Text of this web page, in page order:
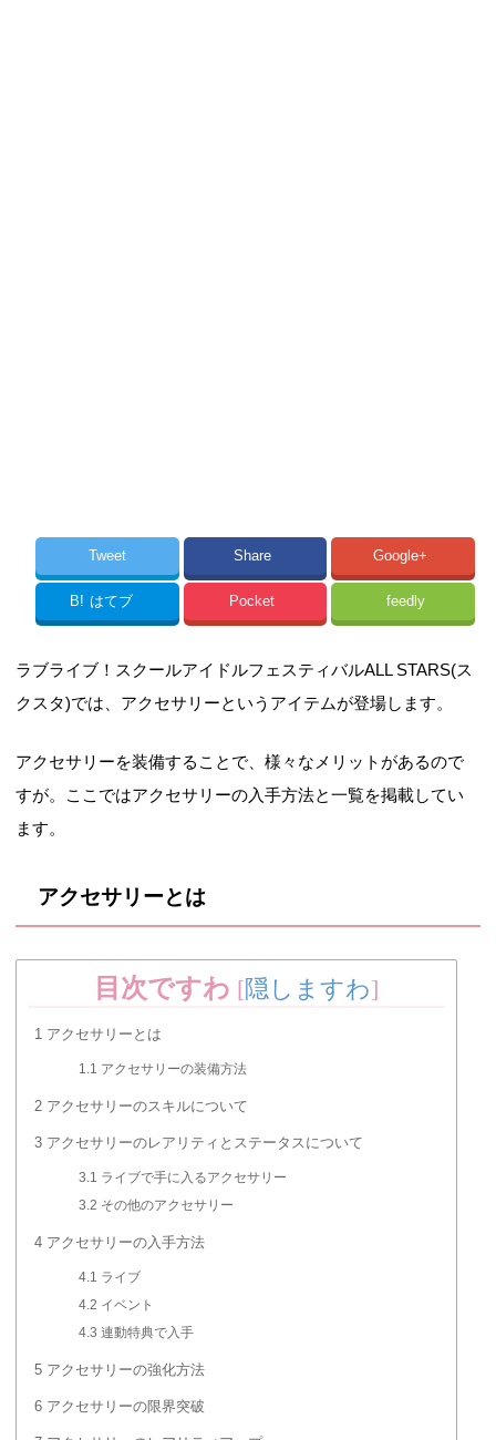
Tweet Share Google+
B! はてブ Pocket feedly
ラブライブ！スクールアイドルフェスティバルALL STARS(ス
クスタ)では、アクセサリーというアイテムが登場します。
アクセサリーを装備することで、様々なメリットがあるので
すが。ここではアクセサリーの入手方法と一覧を掲載してい
ます。
アクセサリーとは
目次ですわ [隠しますわ]
1 アクセサリーとは
1.1 アクセサリーの装備方法
2 アクセサリーのスキルについて
3 アクセサリーのレアリティとステータスについて
3.1 ライブで手に入るアクセサリー
3.2 その他のアクセサリー
4 アクセサリーの入手方法
4.1 ライブ
4.2 イベント
4.3 連動特典で入手
5 アクセサリーの強化方法
6 アクセサリーの限界突破